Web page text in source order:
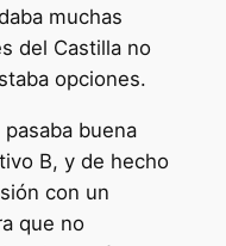
muchas
del Castilla no
opciones.
buena
B, y de hecho
con un
que no